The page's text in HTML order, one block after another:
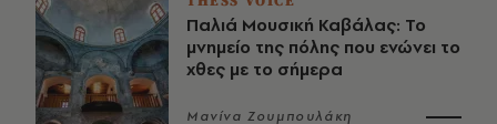
Παλιά Μουσική Καβάλας: Το
μνημείο της πόλης που ενώνει το
χθες με το σήμερα
Μανίνα Ζουμπουλάκη